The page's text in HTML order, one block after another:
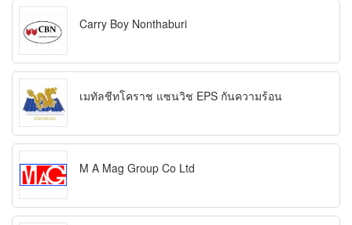
Carry Boy Nonthaburi
เมทัลชีทโคราช แซนวิช EPS กันความร้อน
M A Mag Group Co Ltd